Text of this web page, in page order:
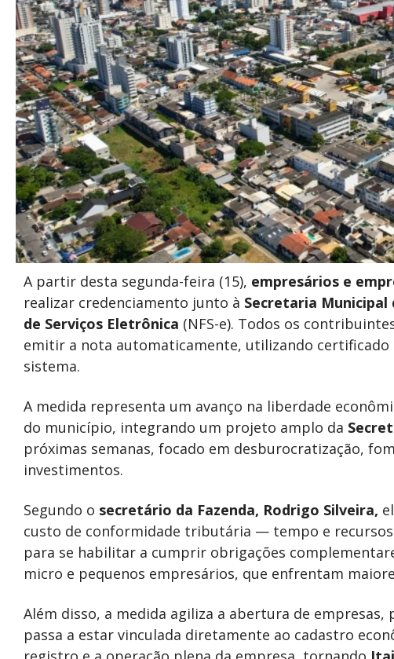
A partir desta segunda-feira (15), empresários e
realizar credenciamento junto à Secretaria Municipal
de Serviços Eletrônica (NFS-e). Todos os
emitir a nota automaticamente, utilizando certificado
sistema.
A medida representa um avanço na liberdade
do município, integrando um projeto amplo da
próximas semanas, focado em desburocratização,
investimentos.
Segundo o secretário da Fazenda, Rodrigo Silveira,
custo de conformidade tributária — tempo e
para se habilitar a cumprir obrigações
micro e pequenos empresários, que enfrentam
Além disso, a medida agiliza a abertura de empresas,
passa a estar vinculada diretamente ao cadastro